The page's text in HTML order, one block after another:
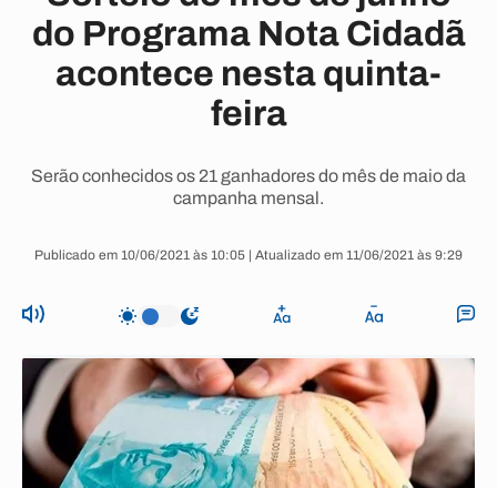
do Programa Nota Cidadã
acontece nesta quinta-
feira
Serão conhecidos os 21 ganhadores do mês de maio da
campanha mensal.
Publicado em 10/06/2021 às 10:05 | Atualizado em 11/06/2021 às 9:29